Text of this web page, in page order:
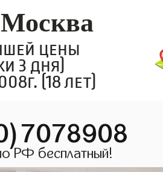
цены
3 дня)
(18 лет)
РФ бесплатный!